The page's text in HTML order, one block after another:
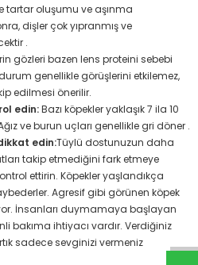
tartar oluşumu ve aşınma
dişler çok yıpranmış ve
.
gözleri bazen lens proteini sebebi
genellikle görüşlerini etkilemez,
edilmesi önerilir.
edin:Bazı köpekler yaklaşık 7 ila 10
ve burun uçları genellikle gri döner .
edin:Tüylü dostunuzun daha
takip etmediğini fark etmeye
ettirin. Köpekler yaşlandıkça
Agresif gibi görünen köpek
İnsanları duymamaya başlayan
bakıma ihtiyacı vardır. Verdiğiniz
sadece sevginizi vermeniz